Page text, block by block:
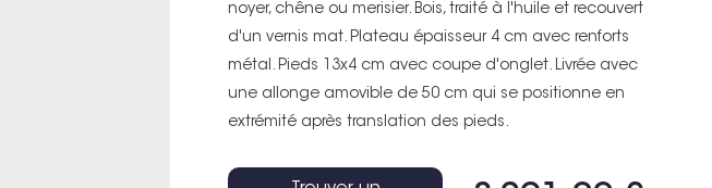
noyer, chêne ou merisier. Bois, traité à l'huile et recouvert
d'un vernis mat. Plateau épaisseur 4 cm avec renforts
métal. Pieds 13x4 cm avec coupe d'onglet. Livrée avec
une allonge amovible de 50 cm qui se positionne en
extrémité après translation des pieds.